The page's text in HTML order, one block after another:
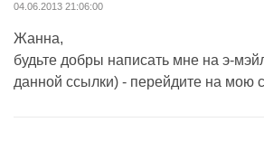
04.06.2013 21:06:00
Жанна,
будьте добры написать мне на э-
данной ссылки) - перейдите на мою